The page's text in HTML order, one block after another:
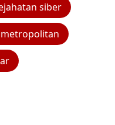
siber